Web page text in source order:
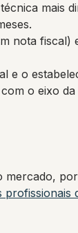
mais
nota fiscal)
e o
o eixo da
mercado,
profissionais